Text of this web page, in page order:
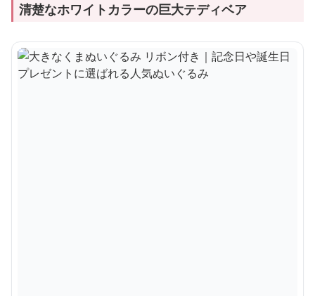
清楚なホワイトカラーの巨大テディベア